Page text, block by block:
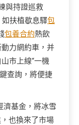
與持證巡救
如扶植歇息驛包
包養合約熱飲
力網約車，并
市上線“一機
查詢，將便捷
濟基金，將冰雪
也換來了市場